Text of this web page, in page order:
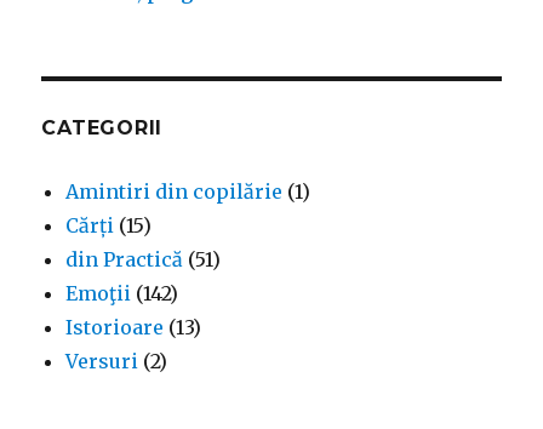
CATEGORII
Amintiri din copilărie (1)
Cărți (15)
din Practică (51)
Emoţii (142)
Istorioare (13)
Versuri (2)